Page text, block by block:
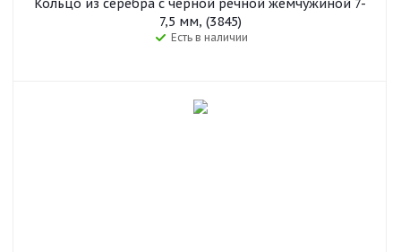
Кольцо из серебра с черной речной жемчужиной 7-
7,5 мм, (3845)
Есть в наличии